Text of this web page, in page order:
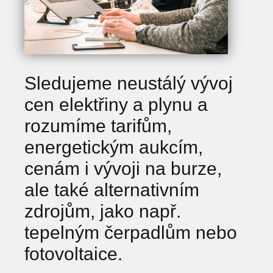
Sledujeme neustálý vývoj
cen elektřiny a plynu a
rozumíme tarifům,
energetickým aukcím,
cenám i vývoji na burze,
ale také alternativním
zdrojům, jako např.
tepelným čerpadlům nebo
fotovoltaice.